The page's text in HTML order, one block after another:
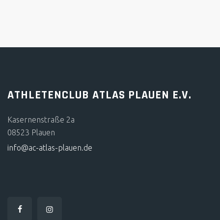
ATHLETENCLUB ATLAS PLAUEN E.V.
Kasernenstraße 2a
08523 Plauen
info@ac-atlas-plauen.de